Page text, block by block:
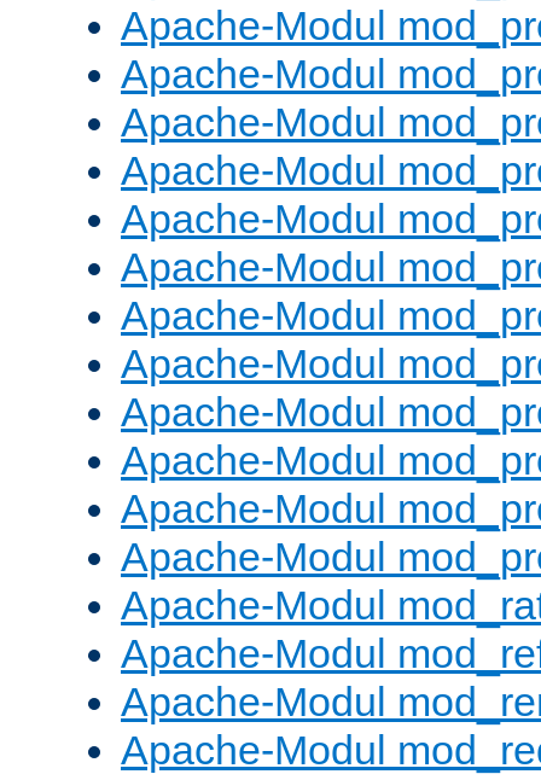
Apache-Modul
Apache-Modul
Apache-Modul
Apache-Modul
Apache-Modul
Apache-Modul
Apache-Modul
Apache-Modul
Apache-Modul
Apache-Modul
Apache-Modul
Apache-Modul
Apache-Modul
Apache-Modul
Apache-Modul
Apache-Modul